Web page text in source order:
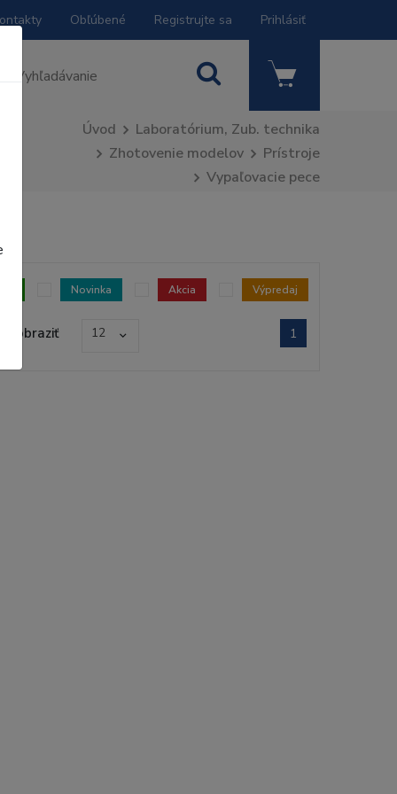
Obľúbené Registrujte sa Prihlásiť
Úvod
Laboratórium, Zub. technika
Zhotovenie modelov
Prístroje
Vypaľovacie pece
Novinka Akcia Výpredaj
Zobraziť 12 1